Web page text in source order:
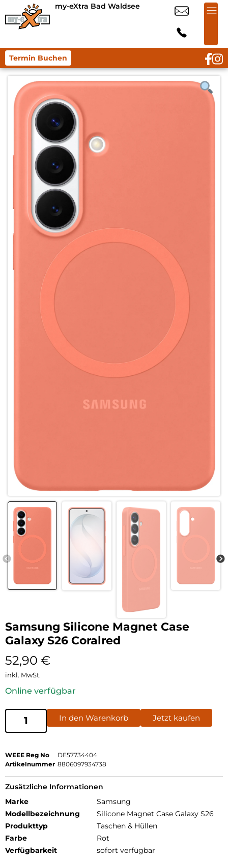
my-eXtra Bad Waldsee
Termin Buchen
Samsung Silicone Magnet Case
Galaxy S26 Coralred
52,90 €
inkl. MwSt.
Online verfügbar
In den Warenkorb Jetzt kaufen
WEEE Reg No
DE57734404
Artikelnummer 8806097934738
Zusätzliche Informationen
Marke
Samsung
Modellbezeichnung
Silicone Magnet Case Galaxy S26
Produkttyp
Taschen & Hüllen
Farbe
Rot
Verfügbarkeit
sofort verfügbar